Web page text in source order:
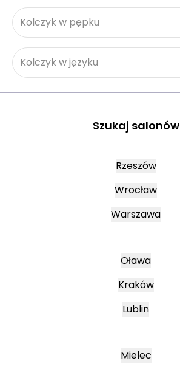
Kolczyk w pępku
Kolczyk w języku
Szukaj salonów
Rzeszów
Wrocław
Warszawa
Oława
Kraków
Lublin
Mielec